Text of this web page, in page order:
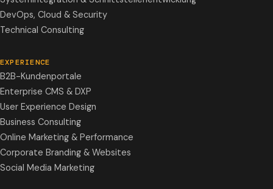
DevOps, Cloud & Security
Technical Consulting
EXPERIENCE
B2B-Kundenportale
Enterprise CMS & DXP
User Experience Design
Business Consulting
Online Marketing & Performance
Corporate Branding & Websites
Social Media Marketing